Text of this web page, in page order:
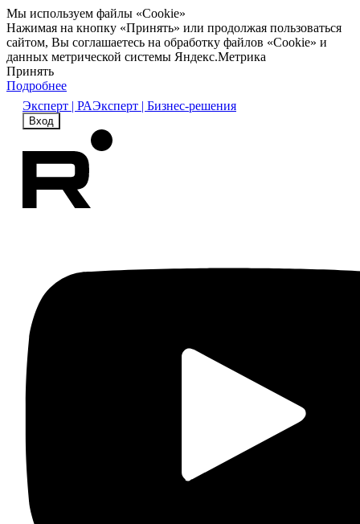
Мы используем файлы «Cookie»
Нажимая на кнопку «Принять» или продолжая пользоваться
сайтом, Вы соглашаетесь на обработку файлов «Cookie» и
данных метрической системы Яндекс.Метрика
Принять
Подробнее
Эксперт | РАЭксперт | Бизнес-решения
Вход